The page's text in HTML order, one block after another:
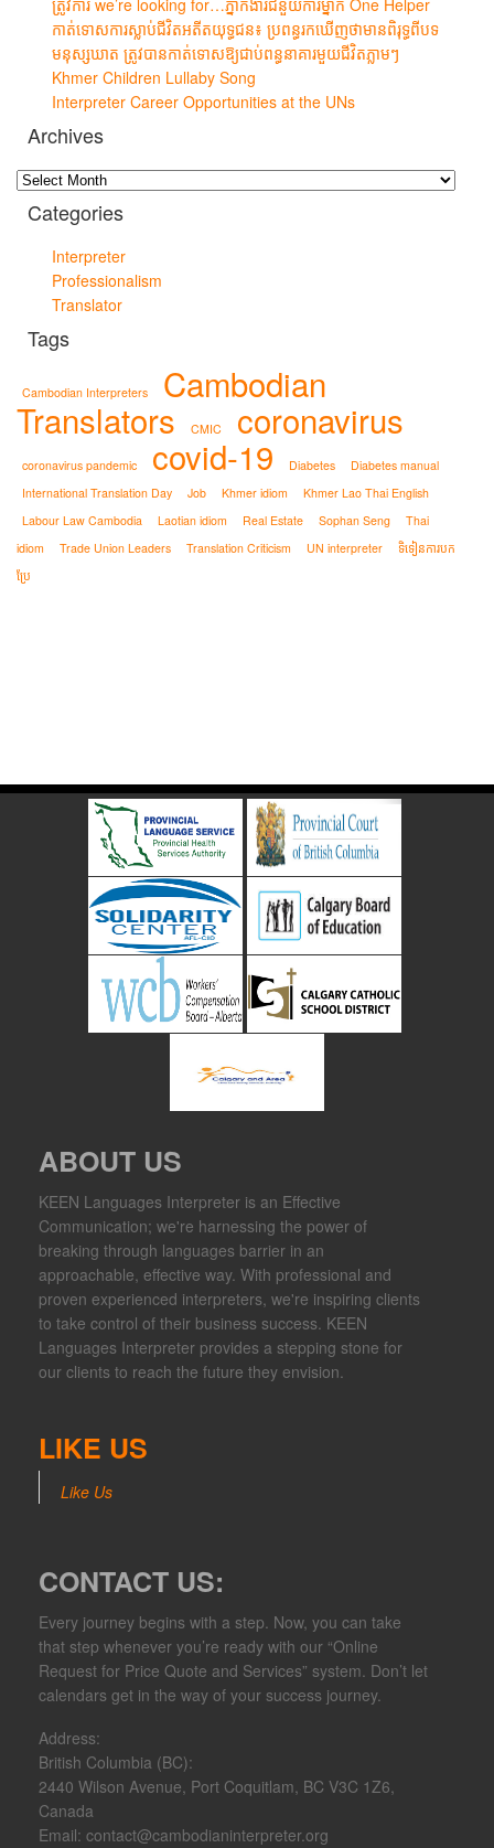
ត្រូវការ we’re looking for…ភ្នាក់ងារជំនួយការម្នាក់ One Helper
កាត់ទោសការស្លាប់ជីវិតអតីតយុទ្ធជន៖ ប្រពន្ធរកឃើញថាមានពិរុទ្ធពីបទ
មនុស្សឃាត ត្រូវបានកាត់ទោសឱ្យជាប់ពន្ធនាគារមួយជីវិតភ្លាមៗ
Khmer Children Lullaby Song
Interpreter Career Opportunities at the UNs
Archives
Archives
Categories
Interpreter
Professionalism
Translator
Tags
Cambodian Interpreters Cambodian
Translators CMIC coronavirus
coronavirus pandemic covid-19 Diabetes
Diabetes manual
International Translation Day
Job Khmer idiom
Khmer Lao Thai English
Labour Law Cambodia
Laotian idiom Real Estate Sophan Seng
Thai
idiom
Trade Union Leaders Translation Criticism UN interpreter
ទិទៀនការបក
ប្រែ
ABOUT US
KEEN Languages Interpreter is an Effective
Communication; we're harnessing the power of
breaking through languages barrier in an
approachable, effective way. With professional and
proven experienced interpreters, we're inspiring clients
to take control of their business success. KEEN
Languages Interpreter provides a stepping stone for
our clients to reach the future they envision.
LIKE US
Like Us
CONTACT US:
Every journey begins with a step. Now, you can take
that step whenever you’re ready with our “Online
Request for Price Quote and Services” system. Don’t let
calendars get in the way of your success journey.​
Address:
British Columbia (BC):
2440 Wilson Avenue, Port Coquitlam, BC V3C 1Z6,
Canada
Email: contact@cambodianinterpreter.org